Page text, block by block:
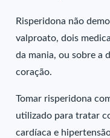
Risperidona não
valproato, dois
da mania, ou sobre a
coração.
Tomar risperidona
utilizado para tratar
cardíaca e